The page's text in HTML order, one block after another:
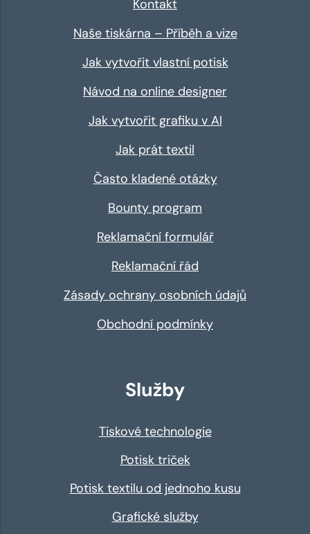
Kontakt
Naše tiskárna – Příběh a vize
Jak vytvořit vlastní potisk
Návod na online designer
Jak vytvořit grafiku v AI
Jak prát textil
Často kladené otázky
Bounty program
Reklamační formulář
Reklamační řád
Zásady ochrany osobních údajů
Obchodní podmínky
Služby
Tiskové technologie
Potisk triček
Potisk textilu od jednoho kusu
Grafické služby